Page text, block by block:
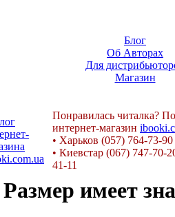
Блог
Об Авторах
Для
Магазин
Понравилась читалка?
интернет-магазин
• Харьков (057) 764-73-90
• Киевстар (067) 747-70-
41-11
Размер имеет